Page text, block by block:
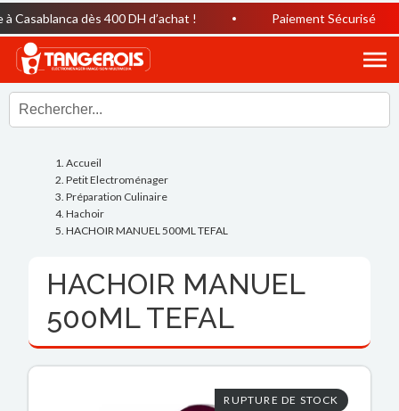
dès 400 DH d’achat ! Paiement Sécurisé
Accueil
Petit Electroménager
Préparation Culinaire
Hachoir
HACHOIR MANUEL 500ML TEFAL
HACHOIR MANUEL
500ML TEFAL
RUPTURE DE STOCK